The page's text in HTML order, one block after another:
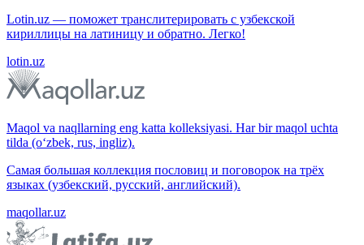
Lotin.uz — поможет транслитерировать с узбекской
кириллицы на латиницу и обратно. Легко!
lotin.uz
Maqol va naqllarning eng katta kolleksiyasi. Har bir maqol uchta
tilda (o‘zbek, rus, ingliz).
Самая большая коллекция пословиц и поговорок на трёх
языках (узбекский, русский, английский).
maqollar.uz